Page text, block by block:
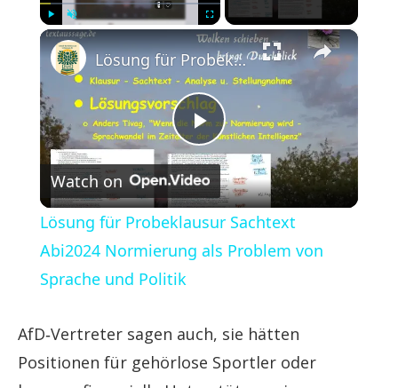
Play Unmute Fullscreen ×
Play
Video
Lösung für Probeklausur Sachtext Abi2024 Normierung als Problem von Sprache und Politik
Watch on
Lösung für Probeklausur Sachtext
Abi2024 Normierung als Problem von
Sprache und Politik
AfD‑Vertreter sagen auch, sie hätten
Positionen für gehörlose Sportler oder